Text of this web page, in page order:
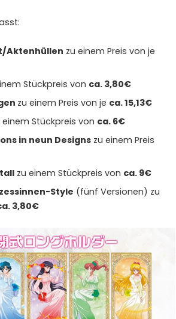
Aktenhüllen zu einem Preis von je
Stückpreis von ca. 3,80€
zu einem Preis von je ca. 15,13€
einem Stückpreis von ca. 6€
in neun Designs zu einem Preis
zu einem Stückpreis von ca. 9€
Style (fünf Versionen) zu
3,80€